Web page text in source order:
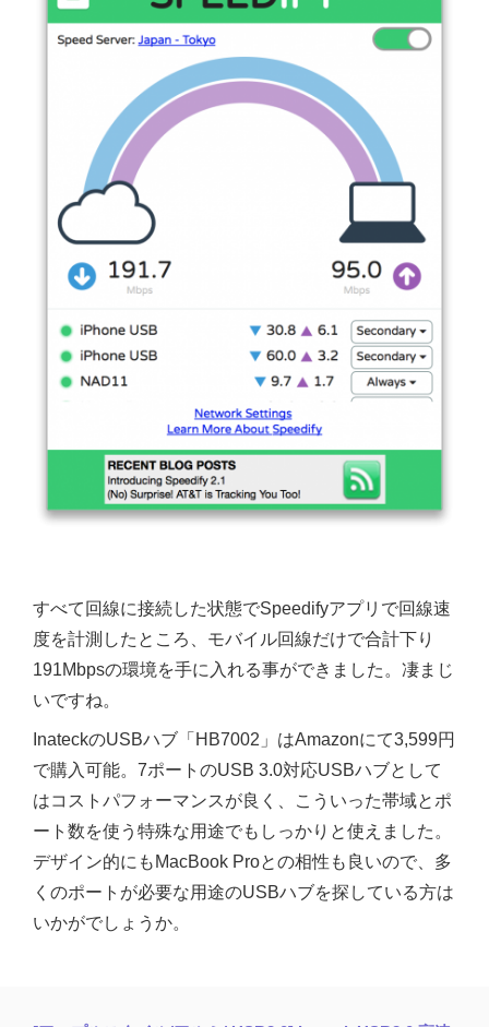
すべて回線に接続した状態でSpeedifyアプリで回線速
度を計測したところ、モバイル回線だけで合計下り
191Mbpsの環境を手に入れる事ができました。凄まじ
いですね。
InateckのUSBハブ「HB7002」はAmazonにて3,599円
で購入可能。7ポートのUSB 3.0対応USBハブとして
はコストパフォーマンスが良く、こういった帯域とポ
ート数を使う特殊な用途でもしっかりと使えました。
デザイン的にもMacBook Proとの相性も良いので、多
くのポートが必要な用途のUSBハブを探している方は
いかがでしょうか。